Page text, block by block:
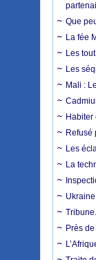
Que
La fée
Les
Les
Mali :
Refusé
Les
La
Près